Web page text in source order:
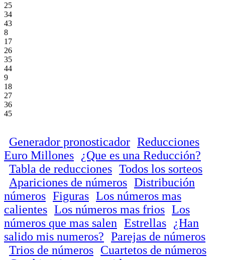
25
34
43
8
17
26
35
44
9
18
27
36
45
Generador pronosticador Reducciones
Euro Millones
¿Que es una Reducción?
Tabla de reducciones Todos los sorteos
Apariciones de números Distribución
números Figuras Los números mas
calientes Los números mas frios Los
números que mas salen Estrellas
¿Han
salido mis numeros? Parejas de números
Trios de números Cuartetos de números